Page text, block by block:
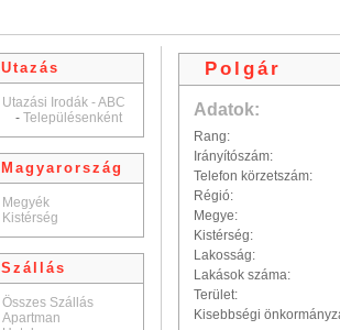
Utazás
Utazási Irodák - ABC
- Településenként
Magyarország
Megyék
Kistérség
Szállás
Összes Szállás
Apartman
Polgár
Adatok:
Rang:
Irányítószám:
Telefon körzetszám:
Régió:
Megye:
Kistérség:
Lakosság:
Lakások száma:
Terület:
Kisebbségi